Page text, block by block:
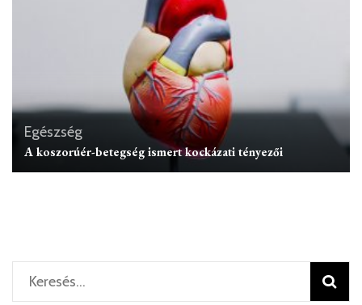
Egészség
A koszorúér-betegség ismert kockázati tényezői
Keresés: